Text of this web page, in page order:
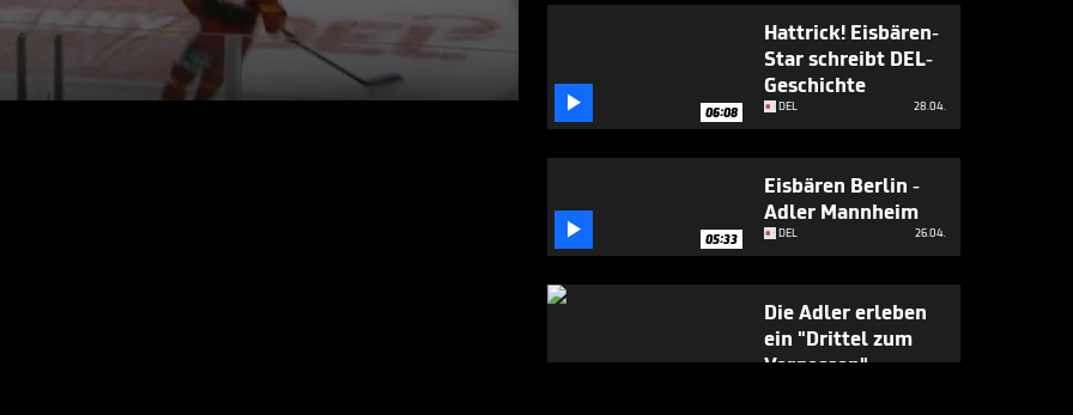
 06:08
Hattrick! Eisbären-
Star schreibt DEL-
Geschichte
DEL 28.04.
 05:33
Eisbären Berlin -
Adler Mannheim
DEL 26.04.
Die Adler erleben
ein "Drittel zum
Vergessen"